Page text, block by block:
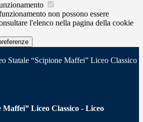
non possono essere
l'elenco nella pagina della cookie
Statale “Scipione Maffei” Liceo Classico
Maffei” Liceo Classico - Liceo